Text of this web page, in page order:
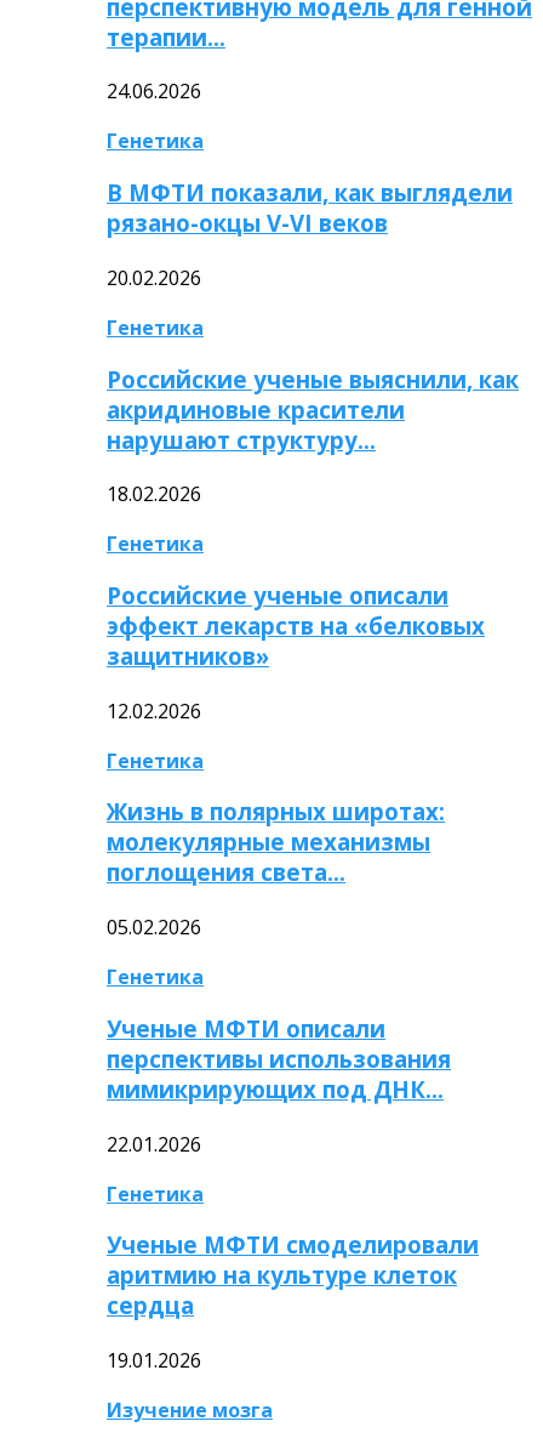
перспективную модель для генной
терапии…
24.06.2026
Генетика
В МФТИ показали, как выглядели
рязано-окцы V-VI веков
20.02.2026
Генетика
Российские ученые выяснили, как
акридиновые красители
нарушают структуру…
18.02.2026
Генетика
Российские ученые описали
эффект лекарств на «белковых
защитников»
12.02.2026
Генетика
Жизнь в полярных широтах:
молекулярные механизмы
поглощения света…
05.02.2026
Генетика
Ученые МФТИ описали
перспективы использования
мимикрирующих под ДНК…
22.01.2026
Генетика
Ученые МФТИ смоделировали
аритмию на культуре клеток
сердца
19.01.2026
Изучение мозга